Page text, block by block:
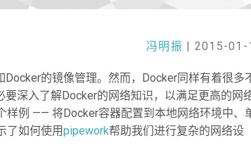
冯明振 | 2015-01-
的镜像管理。然而，Docker同样有着很多
深入了解Docker的网络知识，以满足更高的网
样例 —— 将Docker容器配置到本地网络环境中、
了如何使用pipework帮助我们进行复杂的网络设